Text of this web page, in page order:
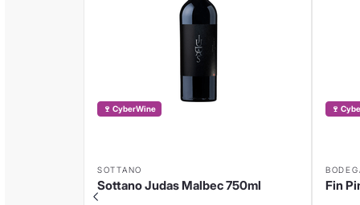
🍷 CyberWine
SOTTANO
Sottano Judas Malbec 750ml
🍷
Fin